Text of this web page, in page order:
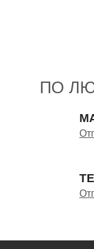
ПО